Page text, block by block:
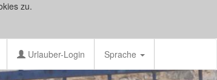
zu.
Urlauber-Login Sprache